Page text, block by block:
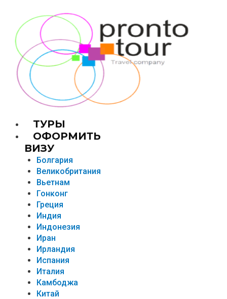
TУРЫ
ОФОРМИТЬ
ВИЗУ
Болгария
Великобритания
Вьетнам
Гонконг
Греция
Индия
Индонезия
Иран
Ирландия
Испания
Италия
Камбоджа
Китай